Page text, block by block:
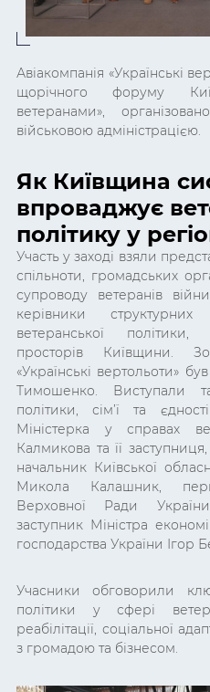
Авіакомпанія «Українські
щорічного форуму
ветеранами»,
військовою адміністрацією.
Як Київщина
впроваджує
політику у
Участь у заході взяли
спільноти, громадських
супроводу ветеранів
керівники
ветеранської політики,
просторів Київщини.
«Українські вертольоти»
Тимошенко. Виступали
політики, сім’ї та
Міністерка у справах
Калмикова та її
начальник Київської
Микола Калашник,
Верховної Ради
заступник Міністра
господарства України Ігор
Учасники обговорили
політики у сфері
реабілітації, соціальної
з громадою та бізнесом.